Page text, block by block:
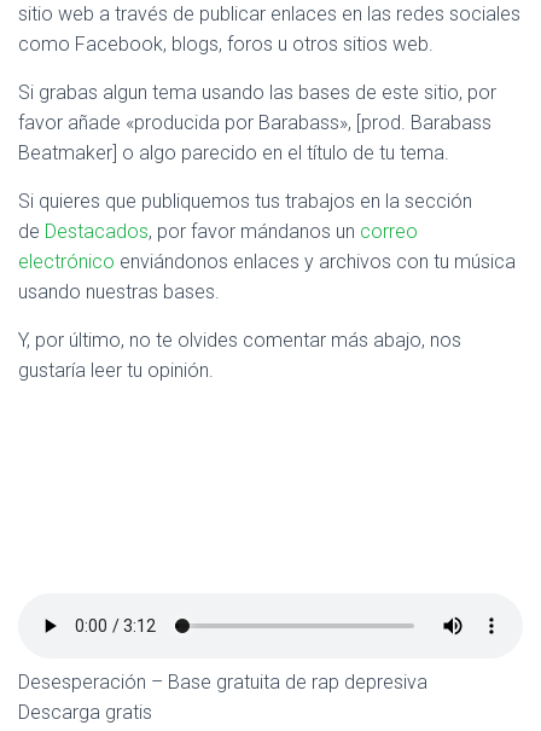
sitio web a través de publicar enlaces en las redes sociales
como Facebook, blogs, foros u otros sitios web.
Si grabas algun tema usando las bases de este sitio, por
favor añade «producida por Barabass», [prod. Barabass
Beatmaker] o algo parecido en el título de tu tema.
Si quieres que publiquemos tus trabajos en la sección
de Destacados, por favor mándanos un correo
electrónico enviándonos enlaces y archivos con tu música
usando nuestras bases.
Y, por último, no te olvides comentar más abajo, nos
gustaría leer tu opinión.
Desesperación – Base gratuita de rap depresiva
Descarga gratis